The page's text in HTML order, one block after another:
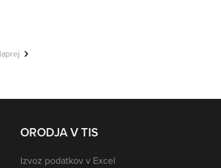
ORODJA V TIS
Izvoz podatkov v Excel